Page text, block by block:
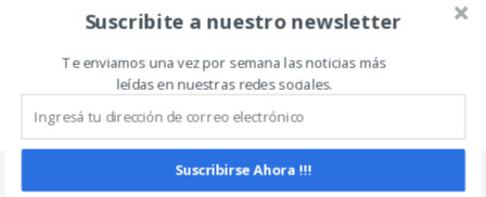
https://www.noticiasdecampo.com/
Suscribite a nuestro newsletter
Te enviamos una vez por semana las noticias más
leídas en nuestras redes sociales.
Suscribirse Ahora !!!